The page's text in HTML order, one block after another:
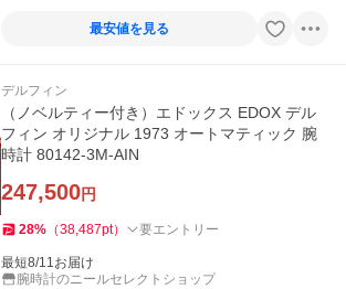
最安値を見る
デルフィン
（ノベルティー付き）エドックス EDOX デル
フィン オリジナル 1973 オートマティック 腕
時計 80142-3M-AIN
247,500円
28% （38,487pt） 要エントリー
最短8/11お届け
腕時計のニールセレクトショップ